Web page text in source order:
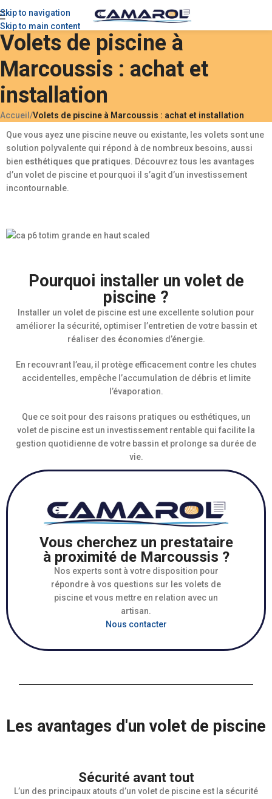
Skip to navigation
Skip to main content
Volets de piscine à
Marcoussis : achat et
installation
Accueil /Volets de piscine à Marcoussis : achat et installation
Que vous ayez une piscine neuve ou existante, les volets sont une
solution polyvalente qui répond à de nombreux besoins, aussi
bien esthétiques que pratiques. Découvrez tous les avantages
d’un volet de piscine et pourquoi il s’agit d’un investissement
incontournable.
Pourquoi installer un volet de
piscine ?
Installer un volet de piscine est une excellente solution pour
améliorer la sécurité, optimiser l’entretien de votre bassin et
réaliser des économies d’énergie.
En recouvrant l’eau, il protège efficacement contre les chutes
accidentelles, empêche l’accumulation de débris et limite
l’évaporation.
Que ce soit pour des raisons pratiques ou esthétiques, un
volet de piscine est un investissement rentable qui facilite la
gestion quotidienne de votre bassin et prolonge sa durée de
vie.
Vous cherchez un prestataire
à proximité de Marcoussis ?
Nos experts sont à votre disposition pour
répondre à vos questions sur les volets de
piscine et vous mettre en relation avec un
artisan.
Nous contacter
Les avantages d'un volet de piscine
Sécurité avant tout
L’un des principaux atouts d’un volet de piscine est la sécurité